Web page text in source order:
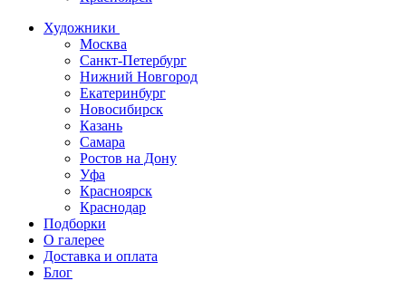
Художники
Москва
Санкт-Петербург
Нижний Новгород
Екатеринбург
Новосибирск
Казань
Самара
Ростов на Дону
Уфа
Красноярск
Краснодар
Подборки
О галерее
Доставка и оплата
Блог